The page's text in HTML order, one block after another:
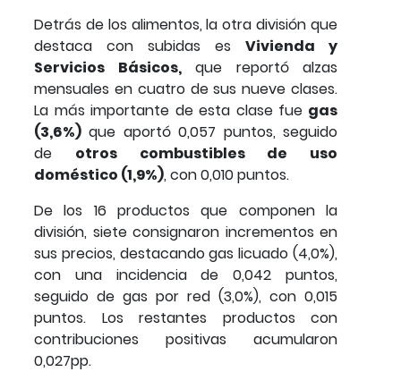
Detrás de los alimentos, la otra división que
destaca con subidas es Vivienda y
Servicios Básicos,que reportó alzas
mensuales en cuatro de sus nueve clases.
La más importante de esta clase fue gas
(3,6%) que aportó 0,057 puntos, seguido
de otros combustibles de uso
doméstico (1,9%), con 0,010 puntos.
De los 16 productos que componen la
división, siete consignaron incrementos en
sus precios, destacando gas licuado (4,0%),
con una incidencia de 0,042 puntos,
seguido de gas por red (3,0%), con 0,015
puntos. Los restantes productos con
contribuciones positivas acumularon
0,027pp.